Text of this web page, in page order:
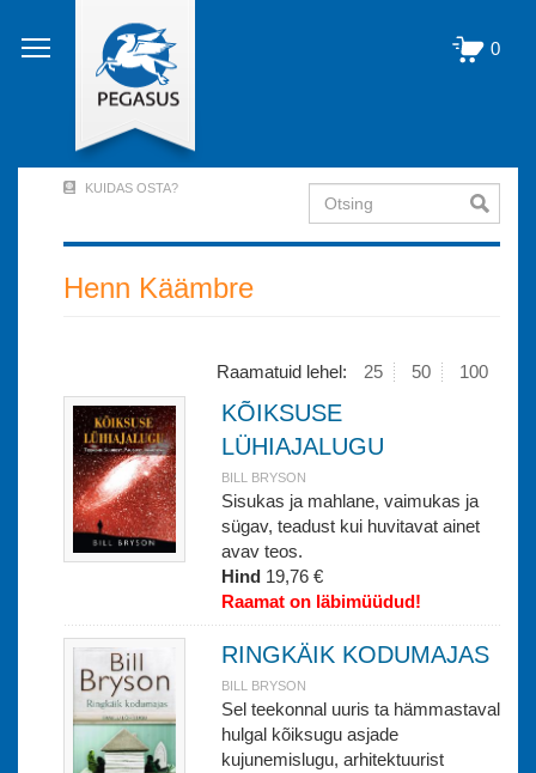
edasi
põhisisu
0
Account
Menu
KUIDAS OSTA? Otsing
Henn Käämbre
Raamatuid lehel: 25 50 100
KÕIKSUSE
LÜHIAJALUGU
BILL BRYSON
Sisukas ja mahlane, vaimukas ja
sügav, teadust kui huvitavat ainet
avav teos.
Hind 19,76 €
Raamat on läbimüüdud!
RINGKÄIK KODUMAJAS
BILL BRYSON
Sel teekonnal uuris ta hämmastaval
hulgal kõiksugu asjade
kujunemislugu, arhitektuurist